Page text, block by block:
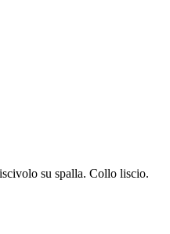
su spalla. Collo liscio.